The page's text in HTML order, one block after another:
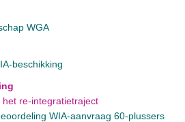
WGA
beschikking
het re-integratietraject
WIA-aanvraag 60-plussers